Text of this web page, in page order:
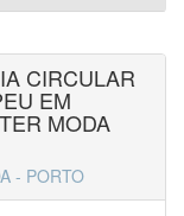
CIRCULAR
EM
MODA
- PORTO